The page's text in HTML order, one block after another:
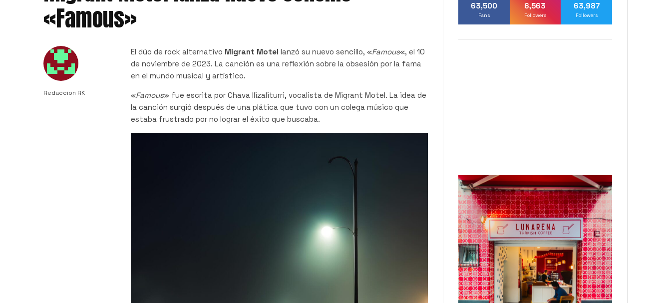
«Famous»
Redaccion RK
El dúo de rock alternativo Migrant Motel lanzó su nuevo sencillo, «Famous«, el 10
de noviembre de 2023. La canción es una reflexión sobre la obsesión por la fama
en el mundo musical y artístico.
«Famous» fue escrita por Chava Ilizaliturri, vocalista de Migrant Motel. La idea de
la canción surgió después de una plática que tuvo con un colega músico que
estaba frustrado por no lograr el éxito que buscaba.
63,500
Fans
6,563
Followers
63,987
Followers